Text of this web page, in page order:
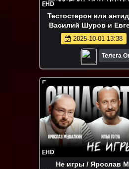
FHD
Тестостерон или
Василий Шуров и
Очная ставка /
2025-10-01 13:38
Телега
FHD
Не игры / Ярослав